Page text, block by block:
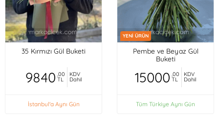
35 Kırmızı Gül Buketi
9840 ,00
TL
KDV
Dahil
İstanbul'a Aynı Gün
YENİ ÜRÜN
Pembe ve Beyaz Gül
Buketi
15000 ,00
TL
KDV
Dahil
Tüm Türkiye Aynı Gün